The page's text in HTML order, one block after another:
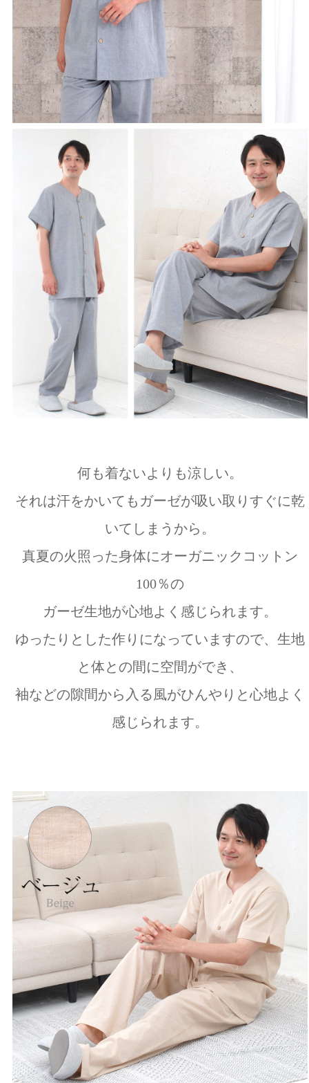
何も着ないよりも涼しい。
それは汗をかいてもガーゼが吸い取りすぐに乾
いてしまうから。
真夏の火照った身体にオーガニックコットン
100％の
ガーゼ生地が心地よく感じられます。
ゆったりとした作りになっていますので、生地
と体との間に空間ができ、
袖などの隙間から入る風がひんやりと心地よく
感じられます。